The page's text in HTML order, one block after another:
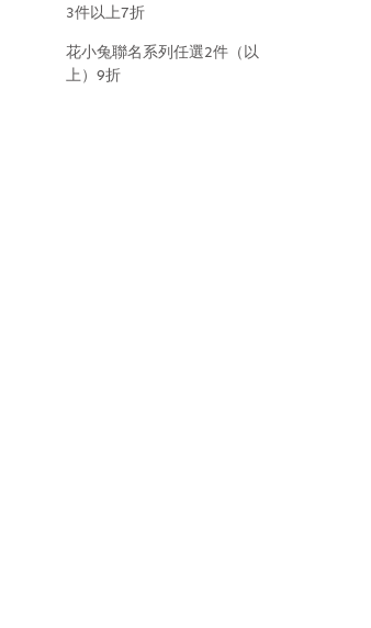
3件以上7折
花小兔聯名系列任選2件（以
上）9折